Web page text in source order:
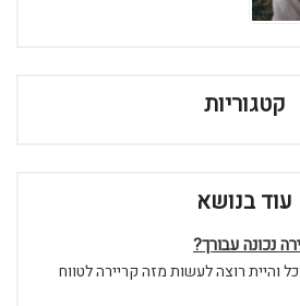
קטגוריות
עוד בנושא
נכונה עבורך?
והיית רוצה לעשות מזה קריירה לטווח